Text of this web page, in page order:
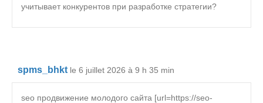
учитывает конкурентов при разработке стратегии?
spms_bhkt le 6 juillet 2026 à 9 h 35 min
seo продвижение молодого сайта [url=https://seo-